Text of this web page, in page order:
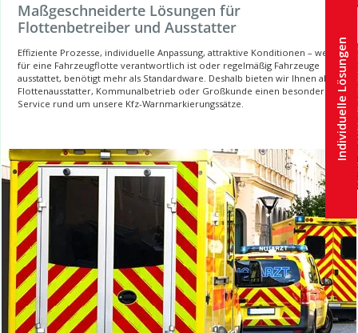
Maßgeschneiderte Lösungen für
Flottenbetreiber und Ausstatter
Effiziente Prozesse, individuelle Anpassung, attraktive Konditionen – wer
für eine Fahrzeugflotte verantwortlich ist oder regelmäßig Fahrzeuge
ausstattet, benötigt mehr als Standardware. Deshalb bieten wir Ihnen als
Flottenausstatter, Kommunalbetrieb oder Großkunde einen besonderen
Service rund um unsere Kfz-Warnmarkierungssätze.
Individuelle Lösungen